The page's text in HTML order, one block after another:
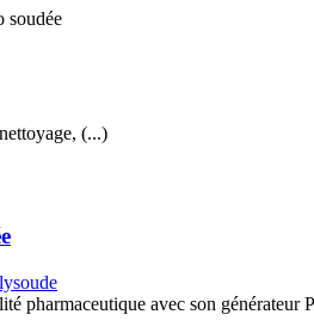
soudée
(...)
pharmaceutique avec son générateur